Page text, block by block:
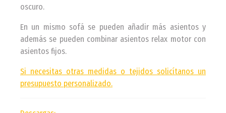
oscuro.
En un mismo sofá se pueden añadir más asientos y
además se pueden combinar asientos relax motor con
asientos fijos.
Si necesitas otras medidas o tejidos solicítanos un
presupuesto personalizado.